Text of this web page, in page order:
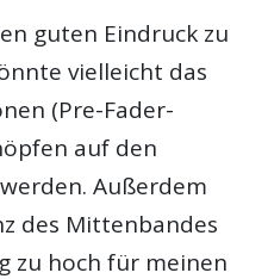
guten Eindruck zu
vielleicht das
(Pre-Fader-
auf den
Außerdem
des Mittenbandes
zu hoch für meinen